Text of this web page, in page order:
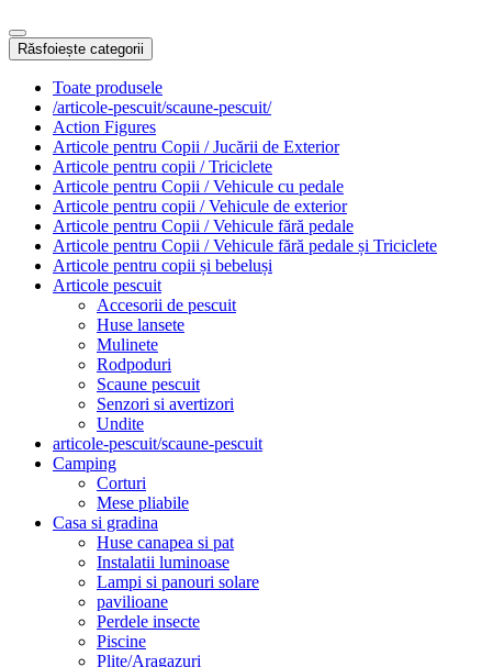
Răsfoiește categorii
Toate produsele
/articole-pescuit/scaune-pescuit/
Action Figures
Articole pentru Copii / Jucării de Exterior
Articole pentru copii / Triciclete
Articole pentru Copii / Vehicule cu pedale
Articole pentru copii / Vehicule de exterior
Articole pentru Copii / Vehicule fără pedale
Articole pentru Copii / Vehicule fără pedale și Triciclete
Articole pentru copii și bebeluși
Articole pescuit
Accesorii de pescuit
Huse lansete
Mulinete
Rodpoduri
Scaune pescuit
Senzori si avertizori
Undite
articole-pescuit/scaune-pescuit
Camping
Corturi
Mese pliabile
Casa si gradina
Huse canapea si pat
Instalatii luminoase
Lampi si panouri solare
pavilioane
Perdele insecte
Piscine
Plite/Aragazuri